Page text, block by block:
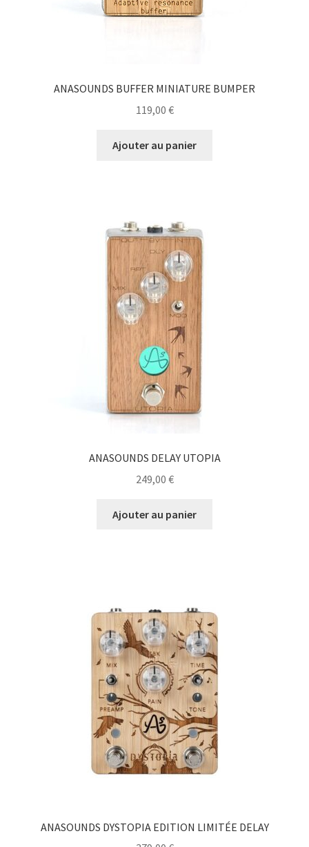
ANASOUNDS BUFFER MINIATURE BUMPER
119,00 €
Ajouter au panier
ANASOUNDS DELAY UTOPIA
249,00 €
Ajouter au panier
ANASOUNDS DYSTOPIA EDITION LIMITÉE DELAY